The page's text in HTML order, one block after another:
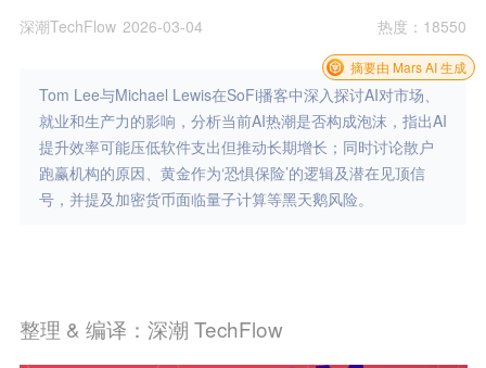
深潮TechFlow 2026-03-04 热度 ： 18550
Tom Lee与Michael Lewis在SoFi播客中深入探讨AI对市场、
就业和生产力的影响，分析当前AI热潮是否构成泡沫，指出AI
提升效率可能压低软件支出但推动长期增长；同时讨论散户
跑赢机构的原因、黄金作为‘恐惧保险’的逻辑及潜在见顶信
号，并提及加密货币面临量子计算等黑天鹅风险。
摘要由 Mars AI 生成
整理 & 编译：深潮 TechFlow